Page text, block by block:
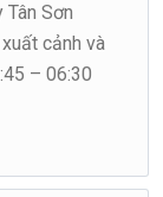
Sơn
cảnh và
– 06:30